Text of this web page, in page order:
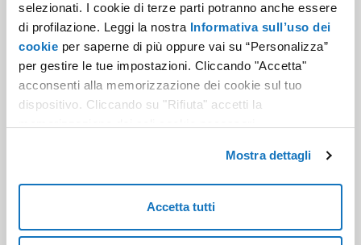
selezionati. I cookie di terze parti potranno anche essere
di profilazione. Leggi la nostra Informativa sull’uso dei
cookie per saperne di più oppure vai su “Personalizza”
per gestire le tue impostazioni. Cliccando "Accetta"
acconsenti alla memorizzazione dei cookie sul tuo
dispositivo. Cliccando su "Rifiuta" accetti la
Mostra dettagli
Accetta tutti
Grazie a Supervisore360 puoi delegare la gestione
delle tue caselle Pro e Premium ad un altro soggetto,
in base ai permessi che vorrai accordargli.
Cos'è Supervisore360
Configurando gli account Multiutente PEC, disponibili
permessi di lavoro.